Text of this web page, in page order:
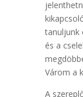
tanuljunk
és a
Várom a
A